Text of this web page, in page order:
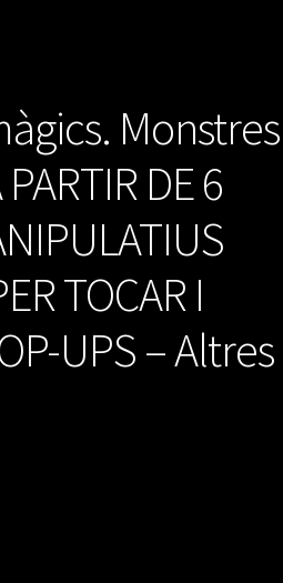
Monstres
DE 6
TOCAR I
UPS – Altres